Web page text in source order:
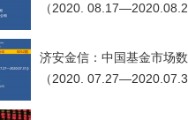
（2020.
济安金信：中国基金市场
（2020.